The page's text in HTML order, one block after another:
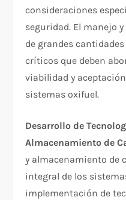
consideraciones
seguridad. El manejo
de grandes
críticos que deben
viabilidad y
sistemas oxifuel.
Desarrollo de
Almacenamiento de
y almacenamiento de
integral de los
implementación de